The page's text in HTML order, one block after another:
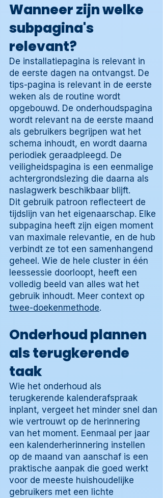
Wanneer zijn welke
subpagina's
relevant?
De installatiepagina is relevant in
de eerste dagen na ontvangst. De
tips-pagina is relevant in de eerste
weken als de routine wordt
opgebouwd. De onderhoudspagina
wordt relevant na de eerste maand
als gebruikers begrijpen wat het
schema inhoudt, en wordt daarna
periodiek geraadpleegd. De
veiligheidspagina is een eenmalige
achtergrondslezing die daarna als
naslagwerk beschikbaar blijft.
Dit gebruik patroon reflecteert de
tijdslijn van het eigenaarschap. Elke
subpagina heeft zijn eigen moment
van maximale relevantie, en de hub
verbindt ze tot een samenhangend
geheel. Wie de hele cluster in één
leessessie doorloopt, heeft een
volledig beeld van alles wat het
gebruik inhoudt. Meer context op
twee-doekenmethode.
Onderhoud plannen
als terugkerende
taak
Wie het onderhoud als
terugkerende kalenderafspraak
inplant, vergeet het minder snel dan
wie vertrouwt op de herinnering
van het moment. Eenmaal per jaar
een kalenderherinnering instellen
op de maand van aanschaf is een
praktische aanpak die goed werkt
voor de meeste huishoudelijke
gebruikers met een lichte